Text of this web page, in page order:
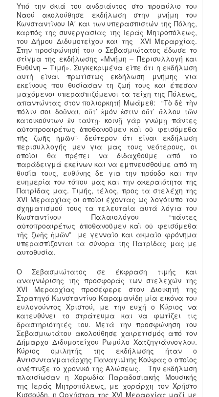
Υπό την σκιά του ανδριάντος στο προαύλιο του
Ναού ακολούθησε εκδήλωση στην μνήμη του
Κωνσταντίνου ΙΑ΄ και των υπερασπιστών της Πόλης,
καρπός της συνεργασίας της Ιεράς Μητροπόλεως,
του Δήμου Διδυμοτείχου και της XVI Μεραρχίας.
Στην προσφώνησή του ο Σεβασμιώτατος έδωσε το
στίγμα της εκδήλωσης «Μνήμη – Περισυλλογή και
Ευθύνη – Τιμή». Συγκεκριμένα είπε ότι η εκδήλωση
αυτή είναι πρωτίστως εκδήλωση μνήμης για
εκείνους που θυσίασαν τη ζωή τους και έπεσαν
μαχόμενοι υπερασπιζόμενοι τα τείχη της Πόλεως,
απαντώντας στον πολιορκητή Μωάμεθ: “Τὸ δὲ τὴν
πόλιν σοι δοῦναι, οὔτ’ ἐμόν ἐστιν οὔτ’ ἄλλου τῶν
κατοικούντων ἐν ταύτῃ· κοινῇ γὰρ γνώμῃ πάντες
αὐτοπροαιρέτως ἀποθανοῦμεν καὶ οὐ φεισόμεθα
τῆς ζωῆς ἡμῶν”· δεύτερον ότι είναι εκδήλωση
περισυλλογής μεν για μας τους νεότερους, οι
οποίοι θα πρέπει να διδαχθούμε από το
παράδειγμά εκείνων και να εμπνευσθούμε από τη
θυσία τους, ευθύνης δε για την πρόοδο και την
ευημερία του τόπου μας και την ακεραιότητα της
Πατρίδας μας. Τιμής, τέλος, προς τα στελέχη της
XVI Μεραρχίας οι οποίοι έχοντας ως λογότυπο του
σχηματισμού τους τα τελευταία αυτά λόγια του
Κωσταντίνου Παλαιολόγου “πάντες
αὐτοπροαιρέτως ἀποθανοῦμεν καὶ οὐ φεισόμεθα
τῆς ζωῆς ἡμῶν” με γενναίο και ακμαίο φρόνημα
υπερασπίζονται τα σύνορα της Πατρίδας μας με
αυτοθυσία.
Ο Σεβασμιώτατος σε έκφραση τιμής και
αναγνώρισης της προσφοράς των στελεχών της
XVI Μεραρχίας προσέφερε στον Διοικητή της
Στρατηγό Κωνσταντίνο Καραμανίδη μία εικόνα του
ευλογούντος Χριστού, με την ευχή ο Κύριος να
κατευθύνει το στράτευμα και να φωτίζει τις
δραστηριότητές του. Μετά την προσφώνηση του
Σεβασμιωτάτου ακολούθησε χαιρετισμός από τον
Δήμαρχο Διδυμοτείχου Ρωμύλο Χατζηγιάννογλου.
Κύριος ομιλητής της εκδήλωσης ήταν ο
Αντισυνταγματάρχης Παναγιώτης Κούφας ο οποίος
ανέπτυξε το χρονικό της Αλώσεως. Την εκδήλωση
πλαισίωσαν η Χορωδία Παραδοσιακής Μουσικής
της Ιεράς Μητροπόλεως, με χοράρχη τον Χρήστο
Κισσούδη, η Ορχήστρα της XVI Μεραρχίας μαζί με